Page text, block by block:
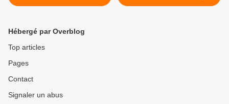
et la CTM assurent la
Hébergé par Overblog
Top articles
Pages
Contact
Signaler un abus